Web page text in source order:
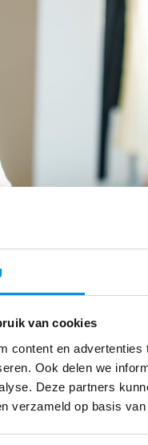
van cookies
content en
Ook delen we
Deze partners
verzameld op basis